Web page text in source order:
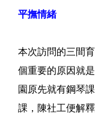
平撫情緒
本次訪問的三間
個重要的原因就
園原先就有鋼琴
課，陳社工便解